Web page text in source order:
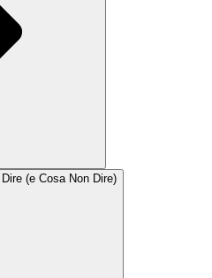
(e Cosa Non Dire)